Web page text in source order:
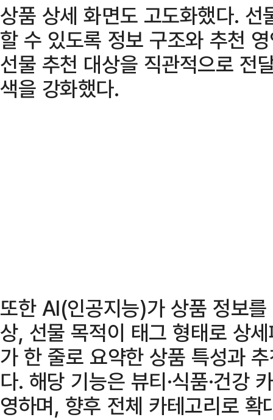
상품 상세 화면도 고도화했다.
할 수 있도록 정보 구조와 추천
선물 추천 대상을 직관적으로 전
색을 강화했다.
또한 AI(인공지능)가 상품 정보
상, 선물 목적이 태그 형태로 상
가 한 줄로 요약한 상품 특성과
다. 해당 기능은 뷰티·식품·건강
영하며, 향후 전체 카테고리로 확